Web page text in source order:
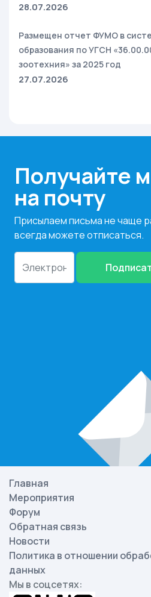
28.07.2026
Размещен отчет ФУМО в
образования по УГСН
зоотехния» за 2025 год
27.07.2026
Получайте
на почту
Присылаем письма не чаще
всегда можете отписаться.
Главная
Мероприятия
Форум
Обратная связь
Новости
Политика в отношении
данных
Мы в соцсетях: